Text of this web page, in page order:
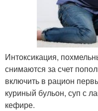
Интоксикация,
снимаются за счет
включить в рацион
куриный бульон, суп с
кефире.